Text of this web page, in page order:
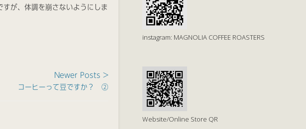
が、体調を崩さないようにしま
Newer Posts >
コーヒーって豆ですか？ ②
instagram: MAGNOLIA COFFEE ROASTERS
Website/Online Store QR